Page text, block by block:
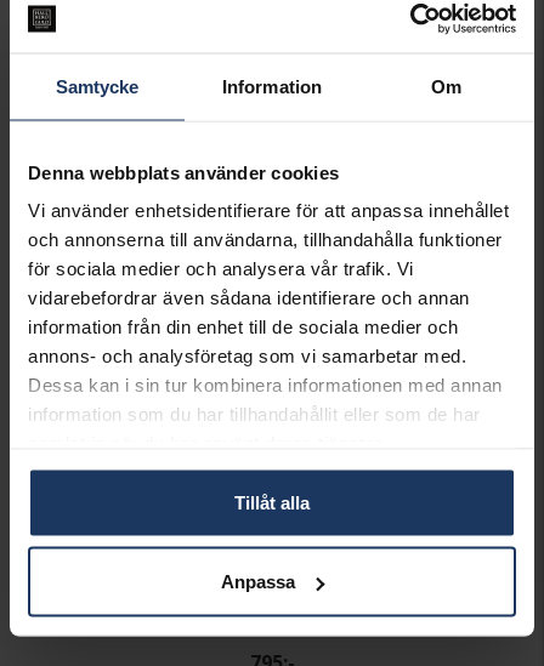
Samtycke Information Om
Denna webbplats använder cookies
Vi använder enhetsidentifierare för att anpassa innehållet
och annonserna till användarna, tillhandahålla funktioner
för sociala medier och analysera vår trafik. Vi
vidarebefordrar även sådana identifierare och annan
information från din enhet till de sociala medier och
annons- och analysföretag som vi samarbetar med.
Dessa kan i sin tur kombinera informationen med annan
information som du har tillhandahållit eller som de har
Tillåt alla
Anpassa
INFO
BREDD CA (MM)
7,7
HÖJD CA (MM)
STEN/PÄRLA
Blå Sodalit
Matchande produkter och andra varianter
HALLBERGS COLLECTION GEMS